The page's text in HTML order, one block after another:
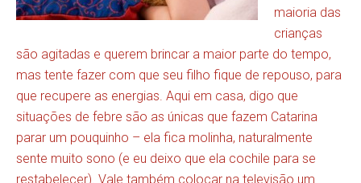
maioria das
crianças
são agitadas e querem brincar a maior parte do tempo,
mas tente fazer com que seu filho fique de repouso, para
que recupere as energias. Aqui em casa, digo que
situações de febre são as únicas que fazem Catarina
parar um pouquinho – ela fica molinha, naturalmente
sente muito sono (e eu deixo que ela cochile para se
restabelecer). Vale também colocar na televisão um